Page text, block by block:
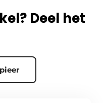
Deel het